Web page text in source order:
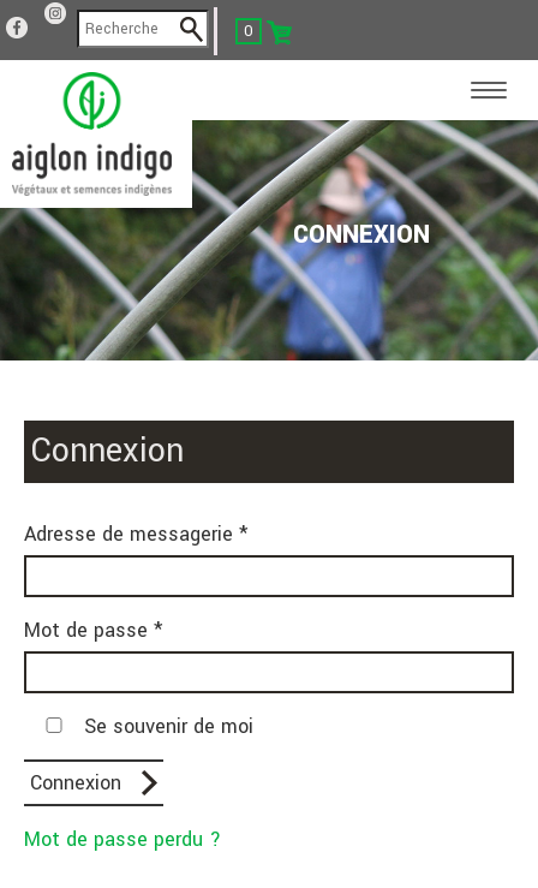
0
CONNEXION
Connexion
Adresse de messagerie *
Mot de passe *
Se souvenir de moi
Mot de passe perdu ?